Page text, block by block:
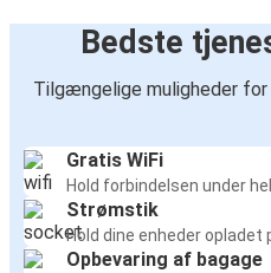
Bedste
Tilgængelige muligheder
Gratis WiFi
Hold forbindelsen under
Strømstik
Hold dine enheder opladet
Opbevaring af bagage